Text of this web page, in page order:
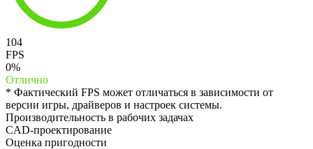
104
FPS
0%
Отлично
* Фактический FPS может отличаться в зависимости от
версии игры, драйверов и настроек системы.
Производительность в рабочих задачах
CAD-проектирование
Оценка пригодности